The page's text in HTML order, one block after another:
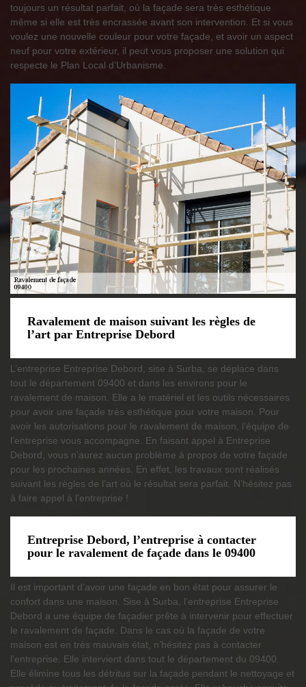
toujours un résultat parfait, où la façade sera très esthétique
même si elle est très encrassée avant son intervention. Et si vous
voulez une nouvelle couleur pour votre façade, et avoir un aspect
neuf pour votre extérieur, il peut vous proposer une solution qui
respecte le Plan Local d’Urbanisme.
Ravalement de maison suivant les règles de
l’art par Entreprise Debord
L’entreprise Entreprise Debord, sise à Surba, se déplace dans
tout le département 09400 et dans les environs pour le
ravalement de maison. Elle a le matériel et les outils nécessaires
pour avoir une façade très esthétique pour votre maison. Pour
avoir les autorisations pour le ravalement de maison, l’équipe de
l’entreprise vous accompagne. En faisant appel à Entreprise
Debord, vous n’aurez aucun problème à propos de votre façade
pour les prochaines années. En effet, les travaux sont réalisés
suivant les règles de l’art où le résultat sera parfait. N’hésitez pas
à faire appel à l’entreprise !
Entreprise Debord, l’entreprise à contacter
pour le ravalement de façade dans le 09400
Il est important d’avoir une façade en bon état pour assurer le
confort dans une maison. Sise à Surba, l’entreprise Entreprise
Debord a une équipe de façadier prête à intervenir pour effectuer
le ravalement de façade. Dans le cas où la façade de votre
maison est en très mauvais état, n’hésitez pas à contacter
l’entreprise. Elle intervient dans tout le département du 09400.
Elle élimine tous les détritus sur la façade pendant le nettoyage et